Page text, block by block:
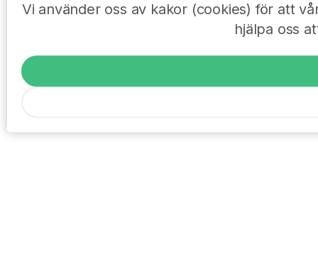
Vi använder oss av kakor (cookies) för att
hjälpa oss